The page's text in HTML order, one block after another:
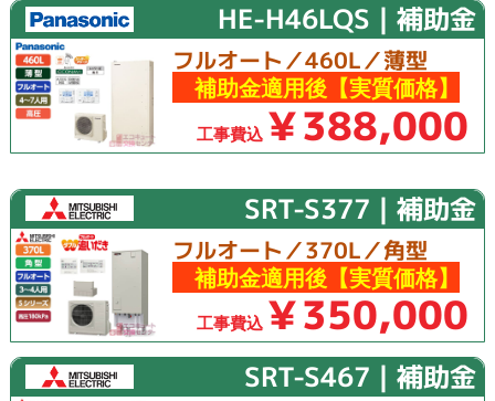
HE-H46LQS｜補助金
フルオート／460L／薄型
補助金適用後【実質価格】
工事費込 ￥388,000
SRT-S377｜補助金
フルオート／370L／角型
補助金適用後【実質価格】
工事費込 ￥350,000
SRT-S467｜補助金